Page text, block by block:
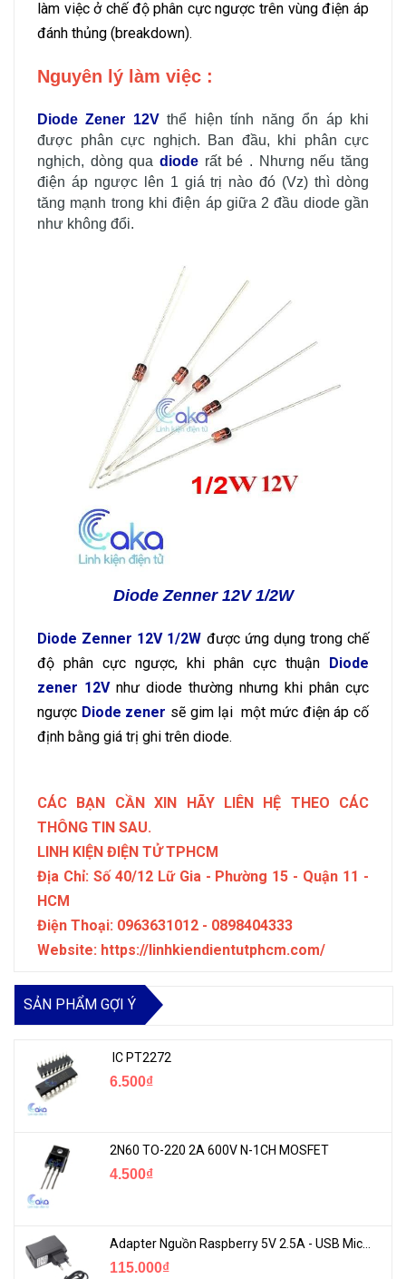
làm việc ở chế độ phân cực ngược trên vùng điện áp
đánh thủng (breakdown).
Nguyên lý làm việc :
Diode Zener 12Vthể hiện tính năng ổn áp khi
được phân cực nghịch. Ban đầu, khi phân cực
nghịch, dòng qua diode rất bé . Nhưng nếu tăng
điện áp ngược lên 1 giá trị nào đó (Vz) thì dòng
tăng mạnh trong khi điện áp giữa 2 đầu diode gần
như không đổi.
Diode Zenner 12V 1/2W
Diode Zenner 12V 1/2W được ứng dụng trong chế
độ phân cực ngược, khi phân cực thuận Diode
zener 12Vnhư diode thường nhưng khi phân cực
ngược Diode zener sẽ gim lại một mức điện áp cố
định bằng giá trị ghi trên diode.
CÁC BẠN CẦN XIN HÃY LIÊN HỆ THEO CÁC
THÔNG TIN SAU.
LINH KIỆN ĐIỆN TỬ TPHCM
Địa Chỉ: Số 40/12 Lữ Gia - Phường 15 - Quận 11 -
HCM
Điện Thoại: 0963631012 - 0898404333
Website: https://linhkiendientutphcm.com/
SẢN PHẨM GỢI Ý
IC PT2272
6.500₫
2N60 TO-220 2A 600V N-1CH MOSFET
4.500₫
115.000₫